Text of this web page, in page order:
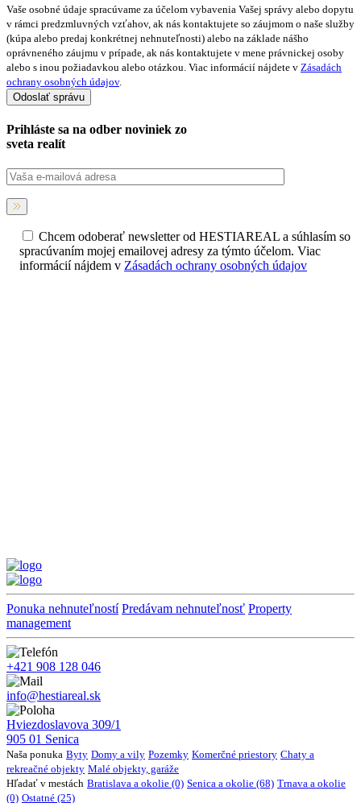
Vaše osobné údaje spracúvame za účelom vybavenia Vašej správy alebo dopytu
v rámci predzmluvných vzťahov, ak nás kontaktujete so záujmom o naše služby
(kúpa alebo predaj konkrétnej nehnuteľnosti) alebo na základe nášho
oprávneného záujmu v prípade, ak nás kontaktujete v mene právnickej osoby
alebo s inou požiadavkou alebo otázkou. Viac informácií nájdete v Zásadách
ochrany osobných údajov.
Prihláste sa na odber noviniek zo
sveta realít
Chcem odoberať newsletter od HESTIAREAL a súhlasím so
spracúvaním mojej emailovej adresy za týmto účelom. Viac
informácií nájdem v Zásadách ochrany osobných údajov
Ponuka nehnuteľností Predávam nehnuteľnosť Property
management
+421 908 128 046
info@hestiareal.sk
Hviezdoslavova 309/1
905 01 Senica
Naša ponuka Byty Domy a vily Pozemky Komerčné priestory Chaty a
rekreačné objekty Malé objekty, garáže
Hľadať v mestách Bratislava a okolie (0) Senica a okolie (68) Trnava a okolie
(0) Ostatné (25)